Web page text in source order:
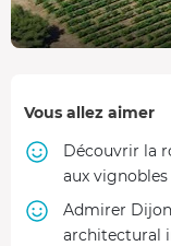
Vous allez aimer
Découvrir la
aux
Admirer
architectural